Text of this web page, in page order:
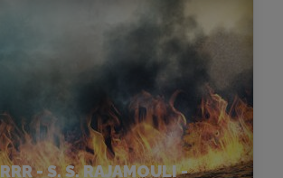
RRR - S. S. RAJAMOULI -